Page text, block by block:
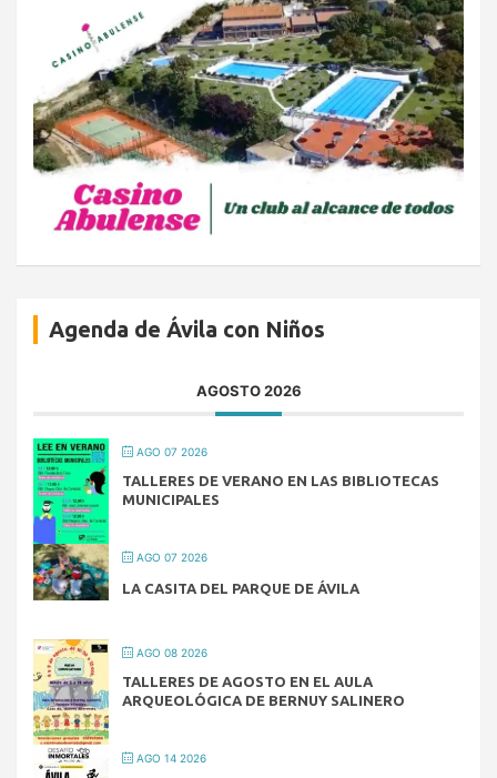
Agenda de Ávila con Niños
AGOSTO 2026
AGO 07 2026
TALLERES DE VERANO EN LAS BIBLIOTECAS
MUNICIPALES
AGO 07 2026
LA CASITA DEL PARQUE DE ÁVILA
AGO 08 2026
TALLERES DE AGOSTO EN EL AULA
ARQUEOLÓGICA DE BERNUY SALINERO
AGO 14 2026